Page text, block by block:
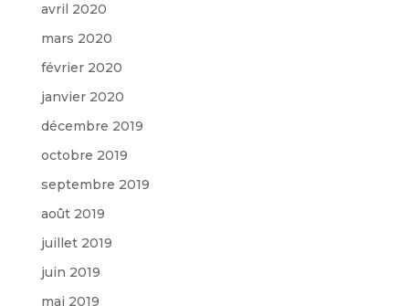
avril 2020
mars 2020
février 2020
janvier 2020
décembre 2019
octobre 2019
septembre 2019
août 2019
juillet 2019
juin 2019
mai 2019